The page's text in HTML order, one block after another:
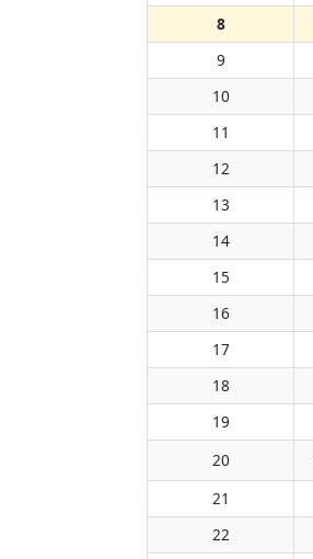
8
9
10
11
12
13
14
15
16
17
18
19
20
21
22